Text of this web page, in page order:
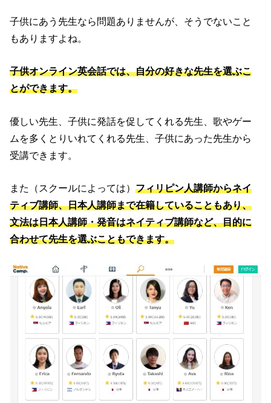
子供にあう先生なら問題ありませんが、そうでないこと
もありますよね。
子供オンライン英会話では、自分の好きな先生を選ぶこ
とができます。
優しい先生、子供に発話を促してくれる先生、歌やゲー
ムを多くとりいれてくれる先生、子供にあった先生から
受講できます。
また（スクールによっては）フィリピン人講師からネイ
ティブ講師、日本人講師まで在籍していることもあり、
文法は日本人講師・発音はネイティブ講師など、目的に
合わせて先生を選ぶこともできます。